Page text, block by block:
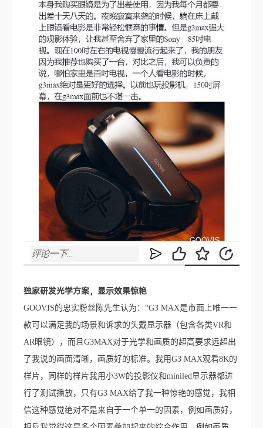
独家研发光学方案，显示效果惊艳
GOOVIS的忠实粉丝陈先生认为：“G3 MAX是市面上唯一一
款可以满足我的场景和诉求的头戴显示器（包含各类VR和
AR眼镜），而且G3MAX对于光学和画质的超高要求远超出
了我说的画面清晰，画质好的标准。我用G3 MAX观看8K的
样片，同样的样片我用小3W的投影仪和miniled显示器都进
行了测试播放，只有G3 MAX给了我一种惊艳的感觉，我相
信这种感觉绝对不是来自于一个单一的因素，例如画质好，